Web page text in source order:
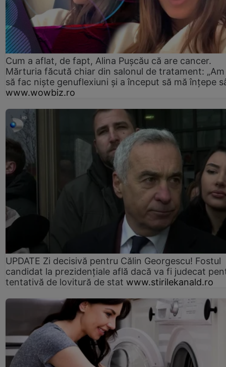
Cum a aflat, de fapt, Alina Pușcău că are cancer.
Mărturia făcută chiar din salonul de tratament:
să fac niște genuflexiuni și a început să mă înțepe
www.wowbiz.ro
UPDATE Zi decisivă pentru Călin Georgescu! Fostul
candidat la prezidențiale află dacă va fi judecat
tentativă de lovitură de stat www.stirilekanald.ro